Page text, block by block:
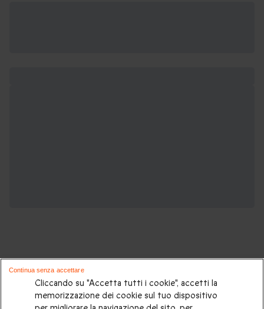
Sei un appassionato di motori?
Potrebbero piacerti anche:
Cliccando su "Accetta tutti i cookie", accetti la
memorizzazione dei cookie sul tuo dispositivo
Continua senza accettare